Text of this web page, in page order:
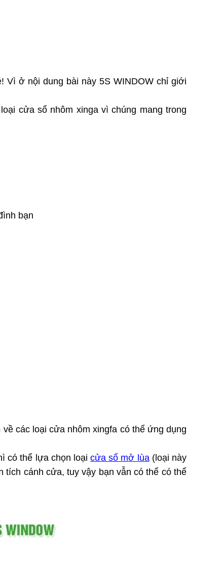
Vì ở nội dung bài này 5S WINDOW chỉ giới
cửa sổ nhôm xinga vì chúng mang trong
bạn
các loại cửa nhôm xingfa có thể ứng dụng
có thể lựa chọn loạicửa sổ mở lùa(loại này
cánh cửa, tuy vậy bạn vẫn có thể có thể